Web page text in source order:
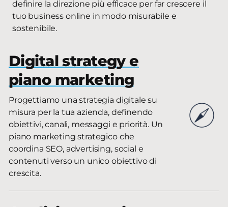
definire la direzione più efficace per far crescere il
tuo business online in modo misurabile e
sostenibile.
Digital strategy e
piano marketing
Progettiamo una strategia digitale su
misura per la tua azienda, definendo
obiettivi, canali, messaggi e priorità. Un
piano marketing strategico che
coordina SEO, advertising, social e
contenuti verso un unico obiettivo di
crescita.